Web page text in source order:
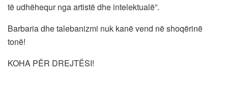
të udhëhequr nga artistë dhe intelektualë”.
Barbaria dhe talebanizmi nuk kanë vend në shoqërinë
tonë!
KOHA PËR DREJTËSI!